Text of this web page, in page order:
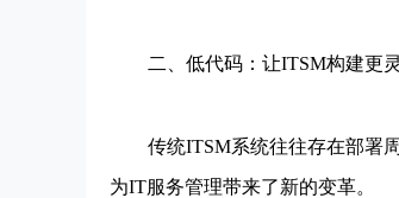
二、低代码：让ITSM构建更
传统ITSM系统往往存在部署周
为IT服务管理带来了新的变革。